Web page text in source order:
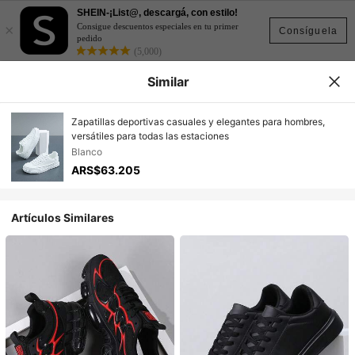
Consíguela
×
SHEIN-¡List@, descargá, con estilo!
Consigue descuentos especiales en tu primer
pedido
(5,000)
Similar
Zapatillas deportivas casuales y elegantes para hombres,
versátiles para todas las estaciones
Blanco
ARS$63.205
Artículos Similares